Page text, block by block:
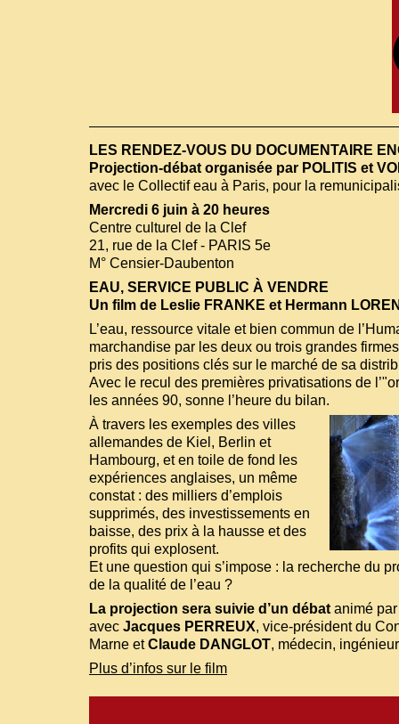
LES RENDEZ-VOUS DU DOCUMENTAIRE
Projection-débat organisée par POLITIS et
avec le Collectif eau à Paris, pour la
Mercredi 6 juin à 20 heures
Centre culturel de la Clef
21, rue de la Clef - PARIS 5e
M° Censier-Daubenton
EAU, SERVICE PUBLIC À VENDRE
Un film de Leslie FRANKE et Hermann
L’eau, ressource vitale et bien commun de
marchandise par les deux ou trois grandes
pris des positions clés sur le marché de sa
Avec le recul des premières privatisations de
les années 90, sonne l’heure du bilan.
À travers les exemples des villes
allemandes de Kiel, Berlin et
Hambourg, et en toile de fond les
expériences anglaises, un même
constat : des milliers d’emplois
supprimés, des investissements en
baisse, des prix à la hausse et des
profits qui explosent.
Et une question qui s’impose : la recherche du
de la qualité de l’eau ?
La projection sera suivie d’un débat animé
avec Jacques PERREUX, vice-président du
Marne etClaude DANGLOT, médecin,
Plus d’infos sur le film